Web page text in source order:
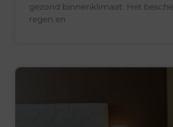
gezond binnenklimaat. Het
regen en